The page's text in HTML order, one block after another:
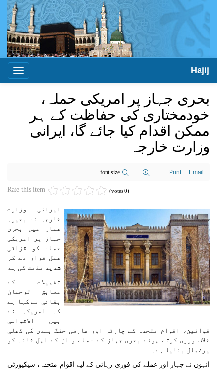
Toggle
Hajij
بحری جہاز پر امریکی حملہ،
خودمختاری کی حفاظت کے ہر
ممکن اقدام کیا جائے گا، ایرانی
وزارت خارجہ
font size Print Email
Rate this item (0 votes)
ایرانی وزارت
خارجہ نے بحیرہ
عمان میں بحری
جہاز پر امریکی
حملے کو قزاقی
عمل قرار دے کر
شدید مذمت کی ہے
تفصیلات کے
مطابق ترجمان
بقائی نے کہا ہے
کہ امریکہ نے
بین الاقوامی
قوانین، اقوام متحدہ کے چارٹر اور عارضی جنگ بندی کی کھلی
خلاف ورزی کرتے ہوئے بحری جہاز کے عملے و ان کے اہل خانہ کو
یرغمال بنایا ہے۔
انہوں نے جہاز اور عملے کی فوری رہائی کے لیے اقوام متحدہ، سیکیورٹی